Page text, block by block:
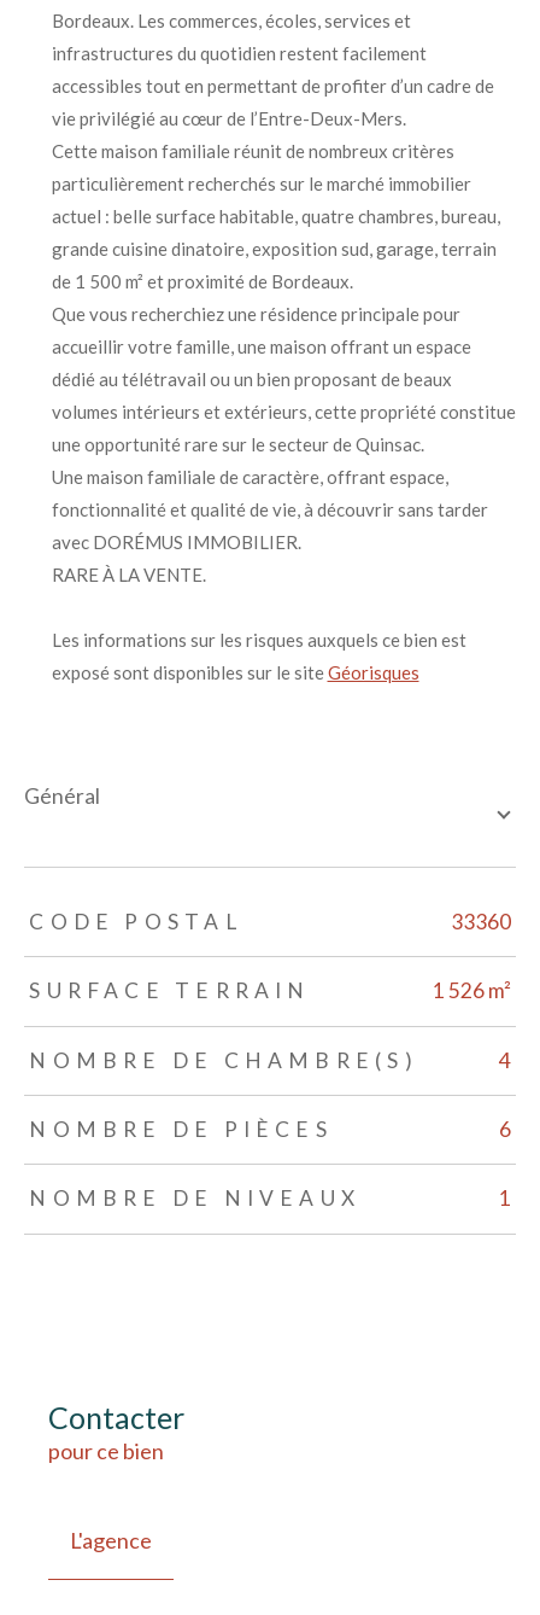
Bordeaux. Les commerces, écoles, services et
infrastructures du quotidien restent facilement
accessibles tout en permettant de profiter d’un cadre de
vie privilégié au cœur de l’Entre-Deux-Mers.
Cette maison familiale réunit de nombreux critères
particulièrement recherchés sur le marché immobilier
actuel : belle surface habitable, quatre chambres, bureau,
grande cuisine dinatoire, exposition sud, garage, terrain
de 1 500 m² et proximité de Bordeaux.
Que vous recherchiez une résidence principale pour
accueillir votre famille, une maison offrant un espace
dédié au télétravail ou un bien proposant de beaux
volumes intérieurs et extérieurs, cette propriété constitue
une opportunité rare sur le secteur de Quinsac.
Une maison familiale de caractère, offrant espace,
fonctionnalité et qualité de vie, à découvrir sans tarder
avec DORÉMUS IMMOBILIER.
RARE À LA VENTE.
Les informations sur les risques auxquels ce bien est
exposé sont disponibles sur le siteGéorisques
général
TRAD_ZEPHYR_Caracteristique TRAD_ZEPHYR_Valeurs
CODE POSTAL 33360
SURFACE TERRAIN 1 526 m²
NOMBRE DE CHAMBRE(S) 4
NOMBRE DE PIÈCES 6
NOMBRE DE NIVEAUX 1
Contacter
pour ce bien
L'agence